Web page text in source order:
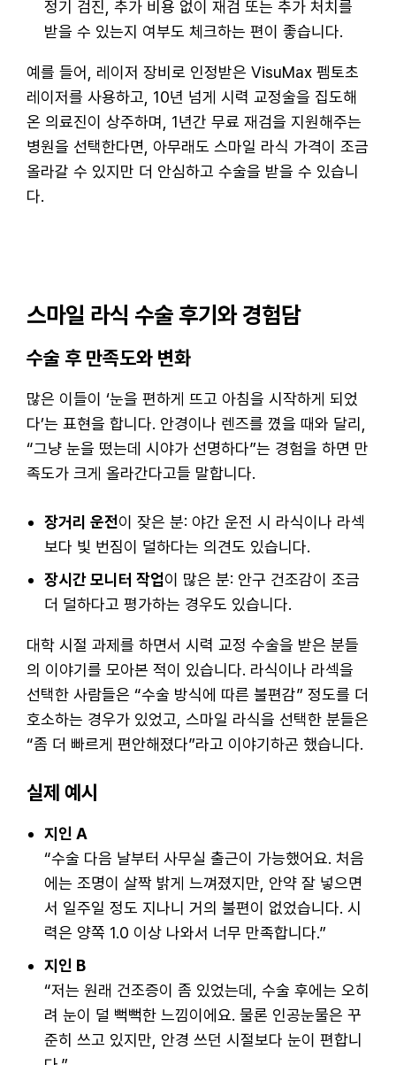
정기 검진, 추가 비용 없이 재검 또는 추가 처치를
받을 수 있는지 여부도 체크하는 편이 좋습니다.
예를 들어, 레이저 장비로 인정받은 VisuMax 펨토초
레이저를 사용하고, 10년 넘게 시력 교정술을 집도해
온 의료진이 상주하며, 1년간 무료 재검을 지원해주는
병원을 선택한다면, 아무래도 스마일 라식 가격이 조금
올라갈 수 있지만 더 안심하고 수술을 받을 수 있습니
다.
스마일 라식 수술 후기와 경험담
수술 후 만족도와 변화
많은 이들이 ‘눈을 편하게 뜨고 아침을 시작하게 되었
다’는 표현을 합니다. 안경이나 렌즈를 꼈을 때와 달리,
“그냥 눈을 떴는데 시야가 선명하다”는 경험을 하면 만
족도가 크게 올라간다고들 말합니다.
장거리 운전이 잦은 분: 야간 운전 시 라식이나 라섹
보다 빛 번짐이 덜하다는 의견도 있습니다.
장시간 모니터 작업이 많은 분: 안구 건조감이 조금
더 덜하다고 평가하는 경우도 있습니다.
대학 시절 과제를 하면서 시력 교정 수술을 받은 분들
의 이야기를 모아본 적이 있습니다. 라식이나 라섹을
선택한 사람들은 “수술 방식에 따른 불편감” 정도를 더
호소하는 경우가 있었고, 스마일 라식을 선택한 분들은
“좀 더 빠르게 편안해졌다”라고 이야기하곤 했습니다.
실제 예시
지인 A
“수술 다음 날부터 사무실 출근이 가능했어요. 처음
에는 조명이 살짝 밝게 느껴졌지만, 안약 잘 넣으면
서 일주일 정도 지나니 거의 불편이 없었습니다. 시
력은 양쪽 1.0 이상 나와서 너무 만족합니다.”
지인 B
“저는 원래 건조증이 좀 있었는데, 수술 후에는 오히
려 눈이 덜 뻑뻑한 느낌이에요. 물론 인공눈물은 꾸
준히 쓰고 있지만, 안경 쓰던 시절보다 눈이 편합니